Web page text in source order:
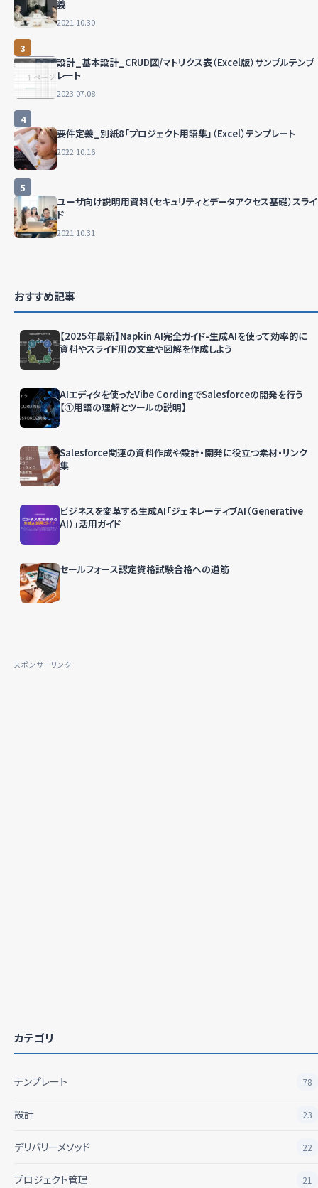
義
2021.10.30
3
設計_基本設計_CRUD図/マトリクス表（Excel版）サンプルテンプ
レート
2023.07.08
4
要件定義_別紙8「プロジェクト用語集」（Excel）テンプレート
2022.10.16
5
ユーザ向け説明用資料（セキュリティとデータアクセス基礎）スライ
ド
2021.10.31
おすすめ記事
【2025年最新】Napkin AI完全ガイド-生成AIを使って効率的に
資料やスライド用の文章や図解を作成しよう
AIエディタを使ったVibe CordingでSalesforceの開発を行う
【①用語の理解とツールの説明】
Salesforce関連の資料作成や設計・開発に役立つ素材・リンク
集
ビジネスを変革する生成AI「ジェネレーティブAI（Generative
AI）」活用ガイド
セールフォース認定資格試験合格への道筋
スポンサーリンク
カテゴリ
テンプレート 78
設計 23
デリバリーメソッド 22
プロジェクト管理 21